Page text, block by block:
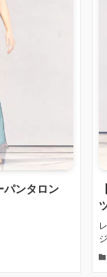
パンタロン